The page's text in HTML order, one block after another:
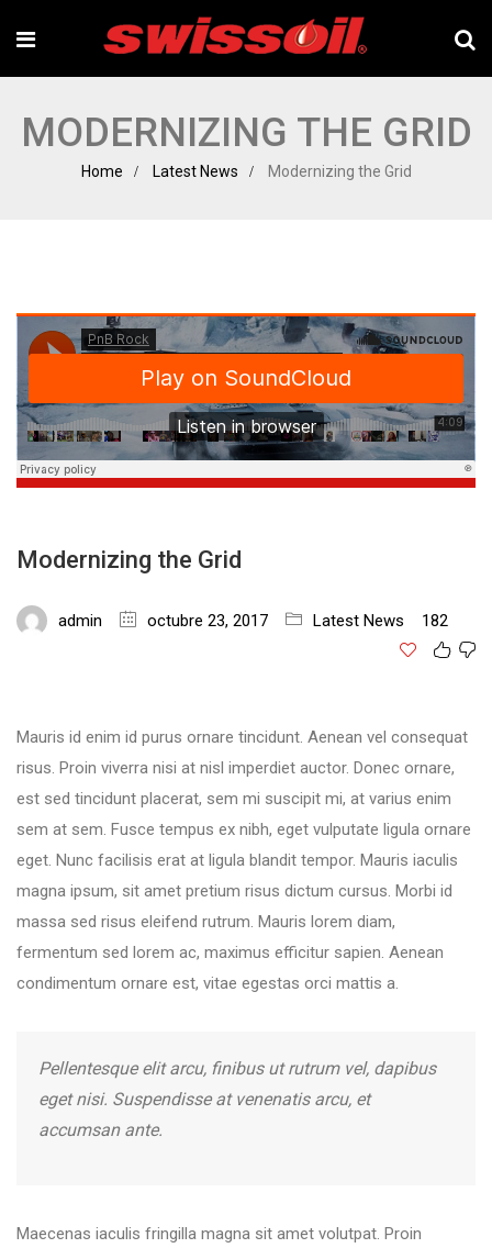
MODERNIZING THE GRID
Home Latest News Modernizing the Grid
Modernizing the Grid
admin octubre 23, 2017 Latest News 182
Mauris id enim id purus ornare tincidunt. Aenean vel consequat
risus. Proin viverra nisi at nisl imperdiet auctor. Donec ornare,
est sed tincidunt placerat, sem mi suscipit mi, at varius enim
sem at sem. Fusce tempus ex nibh, eget vulputate ligula ornare
eget. Nunc facilisis erat at ligula blandit tempor. Mauris iaculis
magna ipsum, sit amet pretium risus dictum cursus. Morbi id
massa sed risus eleifend rutrum. Mauris lorem diam,
fermentum sed lorem ac, maximus efficitur sapien. Aenean
condimentum ornare est, vitae egestas orci mattis a.
Pellentesque elit arcu, finibus ut rutrum vel, dapibus
eget nisi. Suspendisse at venenatis arcu, et
accumsan ante.
Maecenas iaculis fringilla magna sit amet volutpat. Proin